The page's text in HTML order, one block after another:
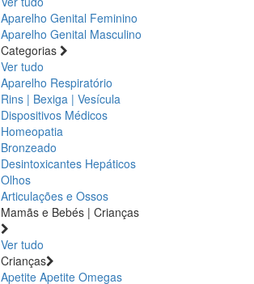
Aparelho Genital Feminino
Aparelho Genital Masculino
Categorias
Ver tudo
Aparelho Respiratório
Rins | Bexiga | Vesícula
Dispositivos Médicos
Homeopatia
Bronzeado
Desintoxicantes Hepáticos
Olhos
Articulações e Ossos
Mamãs e Bebés | Crianças
Ver tudo
Crianças
Apetite Apetite Omegas